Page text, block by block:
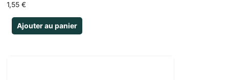
1,55 €
Ajouter au panier